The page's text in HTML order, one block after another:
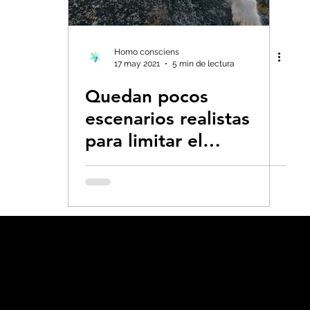
Capitalismo -Neoliberalismo
Consumismo Contaminadores: petróleo,
Colapso -Covid Decrecimiento/
Homo consciens
17 may 2021
5 min de lectura
Quedan pocos
escenarios realistas
para limitar el
calentamiento global a
1,5ºC